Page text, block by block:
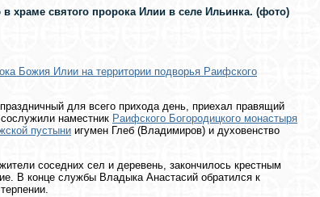
храме святого пророка Илии в селе Ильинка. (фото)
Божия Илии на территории подворья Раифского
для всего прихода день, приехал правящий
наместник Раифского Богородицкого монастыря
пустыни игумен Глеб (Владимиров) и духовенство
соседних сел и деревень, закончилось крестным
В конце службы Владыка Анастасий обратился к